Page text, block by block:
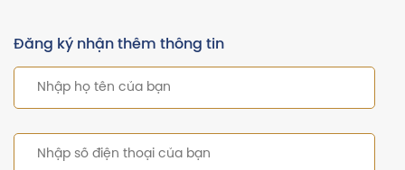
Đăng ký nhận thêm thông tin